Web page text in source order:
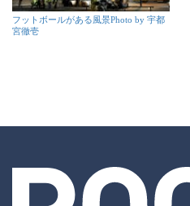
フットボールがある風景Photo by 宇都
宮徹壱